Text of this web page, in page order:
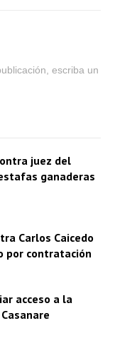
escriba un
juez del
ganaderas
Carlos Caicedo
por contratación
acceso a la